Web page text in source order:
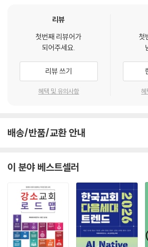
데올로기적 신비화를 상대로 꾸준히 다투어야 한
그 누가 십자가에 오르기를 자처하면서 믿음의 길
질문을 내재하고 있는 ‘타자를 위한 그리스도’를
난과 죽음을 이야기하는 대목은 현실 교회가 물질
선언적으로 성서를 읽어나가는 이들에게 읽어낸
통한 깨달음에 나아가게 하는 통증을 느끼는 것으
적 종말신앙을 적극적 종말신앙으로 보아야 한다
다리지만 동시에 종말을 향하여 달려가라고 이야
머물러 있는 교회가 세계의 이슈를 향하여 달려가
말을 살아가야 하는 과제를 던져주고 있다.
책의 마지막 장에서는 이러한 모든 것을 가능하게
리뷰
첫번째 리뷰어가
되어주세요.
리뷰 쓰기
혜택 및 유의사항
첫
혜
배송/반품/교환 안내
이 분야 베스트셀러